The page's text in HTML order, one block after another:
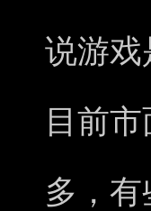
说游戏
目前
多，